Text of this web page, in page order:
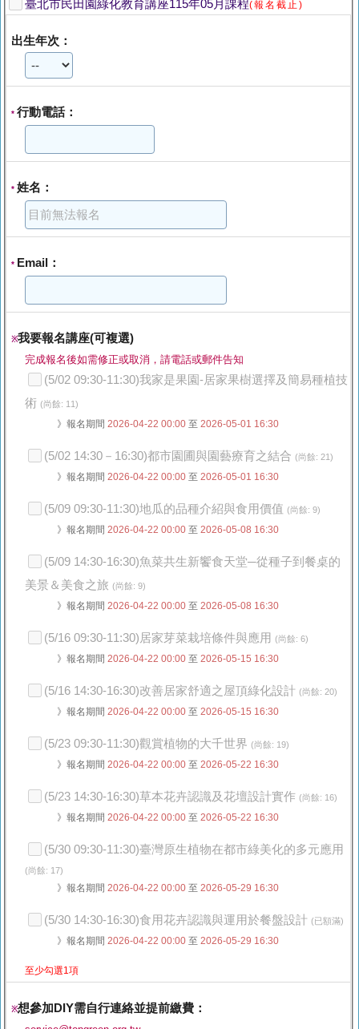
臺北市民田園綠化教育講座115年05月課程(報名截止)
出生年次：
* 行動電話：
* 姓名：
* Email：
※我要報名講座(可複選)
完成報名後如需修正或取消，請電話或郵件告知
(5/02 09:30-11:30)我家是果園-居家果樹選擇及簡易種植技
術 (尚餘: 11)
》報名期間 2026-04-22 00:00 至 2026-05-01 16:30
(5/02 14:30－16:30)都市園圃與園藝療育之結合 (尚餘: 21)
》報名期間 2026-04-22 00:00 至 2026-05-01 16:30
(5/09 09:30-11:30)地瓜的品種介紹與食用價值 (尚餘: 9)
》報名期間 2026-04-22 00:00 至 2026-05-08 16:30
(5/09 14:30-16:30)魚菜共生新饗食天堂─從種子到餐桌的
美景＆美食之旅 (尚餘: 9)
》報名期間 2026-04-22 00:00 至 2026-05-08 16:30
(5/16 09:30-11:30)居家芽菜栽培條件與應用 (尚餘: 6)
》報名期間 2026-04-22 00:00 至 2026-05-15 16:30
(5/16 14:30-16:30)改善居家舒適之屋頂綠化設計 (尚餘: 20)
》報名期間 2026-04-22 00:00 至 2026-05-15 16:30
(5/23 09:30-11:30)觀賞植物的大千世界 (尚餘: 19)
》報名期間 2026-04-22 00:00 至 2026-05-22 16:30
(5/23 14:30-16:30)草本花卉認識及花壇設計實作 (尚餘: 16)
》報名期間 2026-04-22 00:00 至 2026-05-22 16:30
(5/30 09:30-11:30)臺灣原生植物在都市綠美化的多元應用
(尚餘: 17)
》報名期間 2026-04-22 00:00 至 2026-05-29 16:30
(5/30 14:30-16:30)食用花卉認識與運用於餐盤設計 (已額滿)
》報名期間 2026-04-22 00:00 至 2026-05-29 16:30
至少勾選1項
※想參加DIY需自行連絡並提前繳費：